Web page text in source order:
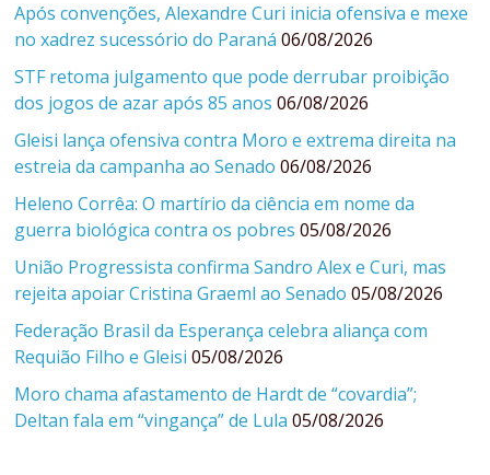
Após convenções, Alexandre Curi inicia ofensiva e mexe
no xadrez sucessório do Paraná 06/08/2026
STF retoma julgamento que pode derrubar proibição
dos jogos de azar após 85 anos 06/08/2026
Gleisi lança ofensiva contra Moro e extrema direita na
estreia da campanha ao Senado 06/08/2026
Heleno Corrêa: O martírio da ciência em nome da
guerra biológica contra os pobres 05/08/2026
União Progressista confirma Sandro Alex e Curi, mas
rejeita apoiar Cristina Graeml ao Senado 05/08/2026
Federação Brasil da Esperança celebra aliança com
Requião Filho e Gleisi 05/08/2026
Moro chama afastamento de Hardt de “covardia”;
Deltan fala em “vingança” de Lula 05/08/2026